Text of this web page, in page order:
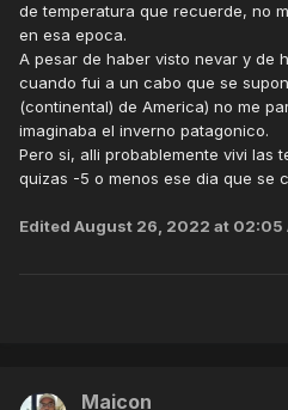
Entendo seu ponto e
mas o clima aqui está irregular,
1963 foi um ano histórico, mas
2015, 2018, 2019, 2020 e
2020 aqui choveu 680mm
os dados da DAEE, INMet e
tempo dirá. Sobre esperar as
Obs: Ah, e detalhe, essas
de temperatura que recuerde, no
en esa epoca.
A pesar de haber visto nevar y de
cuando fui a un cabo que se
(continental) de America) no me
imaginaba el inverno patagonico.
Pero si, alli probablemente vivi las
quizas -5 o menos ese dia que se
Edited August 26, 2022 at 02:05
Maicon